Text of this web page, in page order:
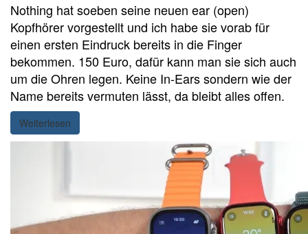
Nothing hat soeben seine neuen ear (open)
Kopfhörer vorgestellt und ich habe sie vorab für
einen ersten Eindruck bereits in die Finger
bekommen. 150 Euro, dafür kann man sie sich auch
um die Ohren legen. Keine In-Ears sondern wie der
Name bereits vermuten lässt, da bleibt alles offen.
Weiterlesen